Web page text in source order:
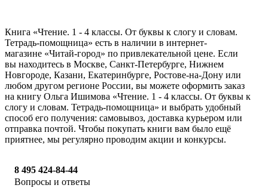
Книга «Чтение. 1 - 4 классы. От буквы к слогу и словам.
Тетрадь-помощница» есть в наличии в интернет-
магазине «Читай-город» по привлекательной цене. Если
вы находитесь в Москве, Санкт-Петербурге, Нижнем
Новгороде, Казани, Екатеринбурге, Ростове-на-Дону или
любом другом регионе России, вы можете оформить заказ
на книгу Ольга Ишимова «Чтение. 1 - 4 классы. От буквы к
слогу и словам. Тетрадь-помощница» и выбрать удобный
способ его получения: самовывоз, доставка курьером или
отправка почтой. Чтобы покупать книги вам было ещё
приятнее, мы регулярно проводим акции и конкурсы.
8 495 424-84-44
Вопросы и ответы